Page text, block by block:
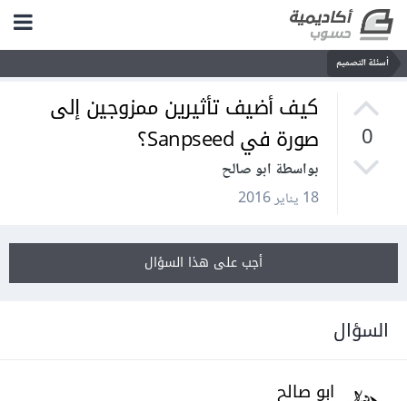
أسئلة التصميم
0
كيف أضيف تأثيرين ممزوجين إلى
صورة في Sanpseed؟
بواسطة ابو صالح
18 يناير 2016
أجب على هذا السؤال
السؤال
ابو صالح